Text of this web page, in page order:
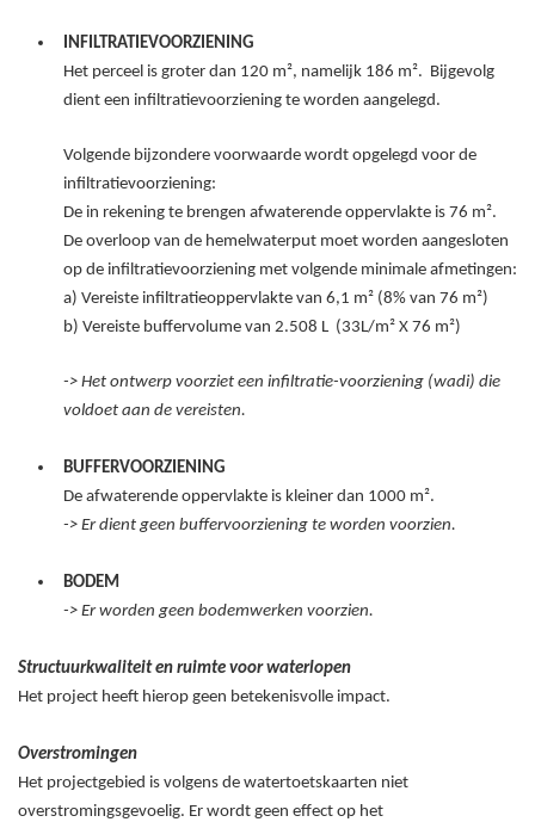
INFILTRATIEVOORZIENING
Het perceel is groter dan 120 m², namelijk 186 m². Bijgevolg
dient een infiltratievoorziening te worden aangelegd.
Volgende bijzondere voorwaarde wordt opgelegd voor de
infiltratievoorziening:
De in rekening te brengen afwaterende oppervlakte is 76 m².
De overloop van de hemelwaterput moet worden aangesloten
op de infiltratievoorziening met volgende minimale afmetingen:
a) Vereiste infiltratieoppervlakte van 6,1 m² (8% van 76 m²)
b) Vereiste buffervolume van 2.508 L (33L/m² X 76 m²)
-> Het ontwerp voorziet een infiltratie-voorziening (wadi) die
voldoet aan de vereisten.
BUFFERVOORZIENING
De afwaterende oppervlakte is kleiner dan 1000 m².
-> Er dient geen buffervoorziening te worden voorzien.
BODEM
-> Er worden geen bodemwerken voorzien.
Structuurkwaliteit en ruimte voor waterlopen
Het project heeft hierop geen betekenisvolle impact.
Overstromingen
Het projectgebied is volgens de watertoetskaarten niet
overstromingsgevoelig. Er wordt geen effect op het